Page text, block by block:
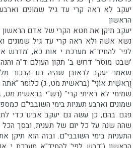
יעקב לא ראה קרי עד גיל שמונים
הראשון
יעקב תיקן את חטא הקרי של אדם
נשא אשׁה ולא ראה קרי עד גיל שמונים
לפי' להחיד"א מערכת י אות כא, 'מדרש
'שבט מוסר' דרוש ב' תקון העולם ד"ה והנה
שאמר יעקב לראובן שהיה בנו הבכור
וְרֵאשִׁית אוֹנִי" (בראשית מט, ג) כלומר
שמימי לא ראיתי קרי" (רש"י בראשית מט,
שמונים וארבע תעניות בימי השובבי"ם
פגם בהם, כן עשה גם יעקב אבינו כדי
שהה שנה על כל יום של תענית, ובסך
התעניות בימי השובבי"ם. ובזה הוא תיקן